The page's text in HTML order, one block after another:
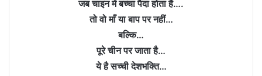
जब चाइन में बच्चा पैदा होता है….
तो वो माँ या बाप पर नहीं…
बल्कि…
पूरे चीन पर जाता है…
ये है सच्ची देशभक्ति…